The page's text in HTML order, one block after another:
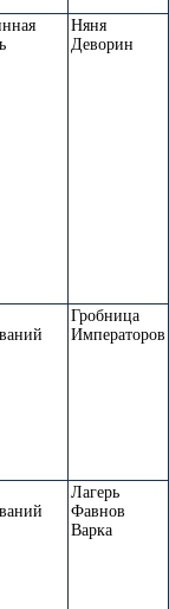
Няня
Деворин
Гробница
Императоров
Лагерь
Фавнов
Варка